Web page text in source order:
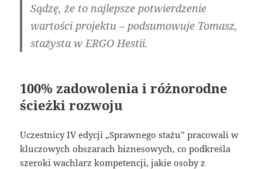
Sądzę, że to najlepsze potwierdzenie
wartości projektu – podsumowuje Tomasz,
stażysta w ERGO Hestii.
100% zadowolenia i różnorodne
ścieżki rozwoju
Uczestnicy IV edycji „Sprawnego stażu” pracowali w
kluczowych obszarach biznesowych, co podkreśla
szeroki wachlarz kompetencji, jakie osoby z